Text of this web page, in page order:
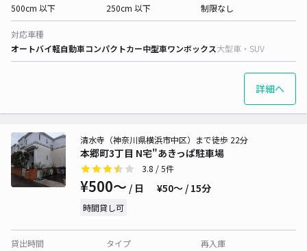
500cm 以下
250cm 以下
制限なし
対応車種
オートバイ軽自動車コンパクトカー中型車ワンボックス大型車・SUV
詳細へ
本郷町3丁目 N宅"あきっぱ駐車場
清水寺（神奈川県横浜市中区）まで徒歩 22分
3.8 / 5件
¥500〜 / 日 ¥50〜 / 15分
時間貸し可
貸出時間
タイプ
再入庫